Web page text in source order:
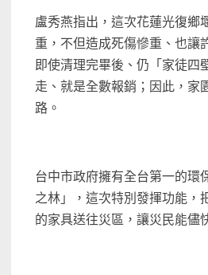
盧秀燕指出，這次花蓮光復鄉
重，不但造成死傷慘重、也讓
即使清理完畢後、仍「家徒四
走、就是全數報銷；因此，家
路。
台中市政府擁有全台第一的環
之林」，這次特別發揮功能，
的家具送往災區，讓災民能儘